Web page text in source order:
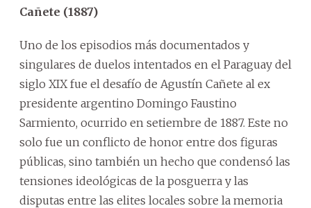
Cañete (1887)
Uno de los episodios más documentados y
singulares de duelos intentados en el Paraguay del
siglo XIX fue el desafío de Agustín Cañete al ex
presidente argentino Domingo Faustino
Sarmiento, ocurrido en setiembre de 1887. Este no
solo fue un conflicto de honor entre dos figuras
públicas, sino también un hecho que condensó las
tensiones ideológicas de la posguerra y las
disputas entre las elites locales sobre la memoria